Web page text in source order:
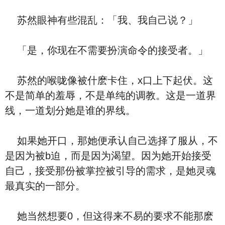
苏然眼神有些混乱：「我、我自己说？」
「是，你现在不需要扮演命令的接受者。」
苏然的喉咙像被什麽卡住，x口上下起伏。这
不是简单的羞辱，不是单纯的调教。这是一道界
线，一道划分她是谁的界线。
如果她开口，那她便承认自己选择了服从，不
是因为被b迫，而是因为渴望。因为她开始接受
自己，接受那份被掌控被引导的需求，是她灵魂
最真实的一部分。
她当然想要0，但这得来不易的要求不能那麽